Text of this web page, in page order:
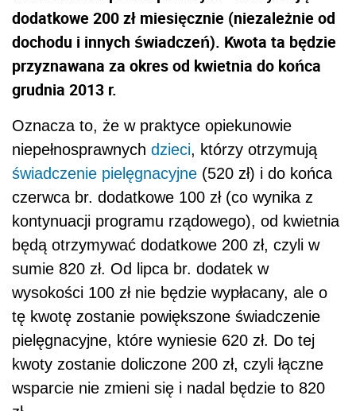
dodatkowe 200 zł miesięcznie (niezależnie od
dochodu i innych świadczeń). Kwota ta będzie
przyznawana za okres od kwietnia do końca
grudnia 2013 r.
Oznacza to, że w praktyce opiekunowie
niepełnosprawnych dzieci, którzy otrzymują
świadczenie pielęgnacyjne (520 zł) i do końca
czerwca br. dodatkowe 100 zł (co wynika z
kontynuacji programu rządowego), od kwietnia
będą otrzymywać dodatkowe 200 zł, czyli w
sumie 820 zł. Od lipca br. dodatek w
wysokości 100 zł nie będzie wypłacany, ale o
tę kwotę zostanie powiększone świadczenie
pielęgnacyjne, które wyniesie 620 zł. Do tej
kwoty zostanie doliczone 200 zł, czyli łączne
wsparcie nie zmieni się i nadal będzie to 820